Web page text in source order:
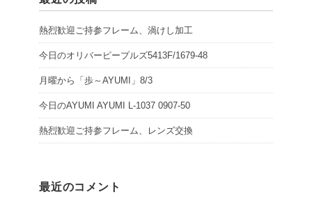
熱烈歓迎ご持参フレーム、渦けし加工
今日のオリバーピープルズ5413F/1679-48
月曜から「歩～AYUMI」8/3
今日のAYUMI AYUMI L-1037 0907-50
熱烈歓迎ご持参フレーム、レンズ交換
最近のコメント